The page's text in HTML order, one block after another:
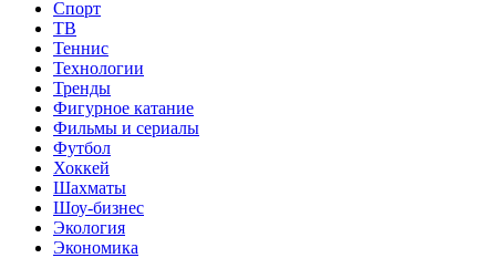
Спорт
ТВ
Теннис
Технологии
Тренды
Фигурное катание
Фильмы и сериалы
Футбол
Хоккей
Шахматы
Шоу-бизнес
Экология
Экономика